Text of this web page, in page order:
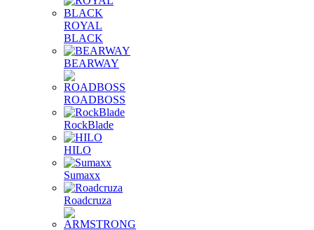
ROYAL
BLACK
BEARWAY
ROADBOSS
RockBlade
HILO
Sumaxx
Roadcruza